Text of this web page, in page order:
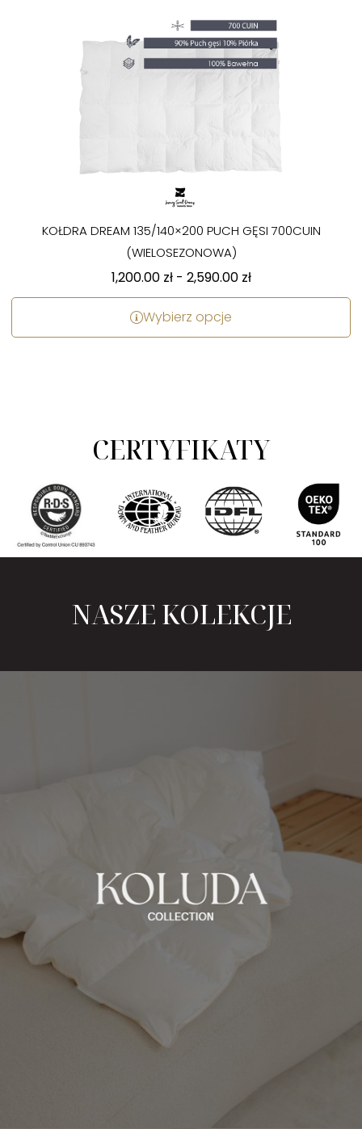
KOŁDRA DREAM 135/140×200 PUCH GĘSI 700CUIN
(WIELOSEZONOWA)
1,200.00 zł- 2,590.00 zł
Wybierz opcje
CERTYFIKATY
NASZE KOLEKCJE